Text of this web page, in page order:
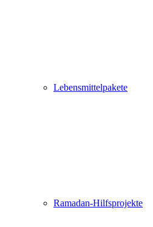
Lebensmittelpakete
Ramadan-Hilfsprojekte